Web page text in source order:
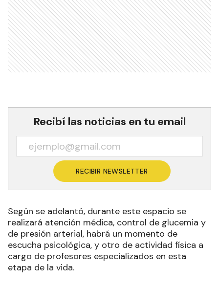
Recibí las noticias en tu email
RECIBIR NEWSLETTER
Según se adelantó, durante este espacio se
realizará atención médica, control de glucemia y
de presión arterial, habrá un momento de
escucha psicológica, y otro de actividad física a
cargo de profesores especializados en esta
etapa de la vida.